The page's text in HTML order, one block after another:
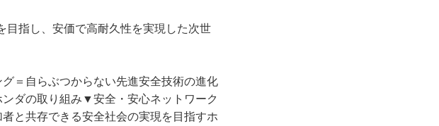
目指し、安価で高耐久性を実現した次世
＝自らぶつからない先進安全技術の進化
ダの取り組み▼安全・安心ネットワーク
と共存できる安全社会の実現を目指すホ